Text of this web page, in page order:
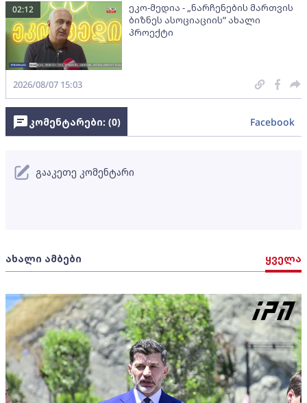
ეკო-მედია - „ნარჩენების მართვის
ბიზნეს ასოციაციის” ახალი
პროექტი
02:12
2026/08/07 15:03
ახალი ამბები ყველა
კომენტარები: (0) Facebook
გააკეთე კომენტარი